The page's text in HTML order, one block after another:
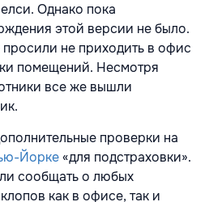
Однако пока
этой версии не было.
не приходить в офис
помещений. Несмотря
все же вышли
проверки на
Йорке«для подстраховки».
сообщать о любых
как в офисе, так и